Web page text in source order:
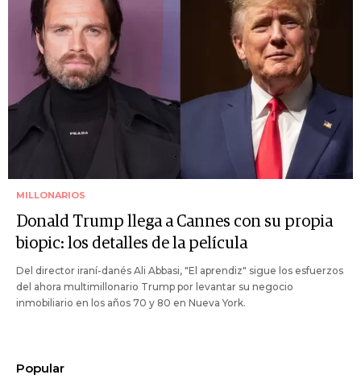
MILLONARIOS
Donald Trump llega a Cannes con su propia
biopic: los detalles de la película
Del director iraní-danés Ali Abbasi, "El aprendiz" sigue los esfuerzos
del ahora multimillonario Trump por levantar su negocio
inmobiliario en los años 70 y 80 en Nueva York.
Popular